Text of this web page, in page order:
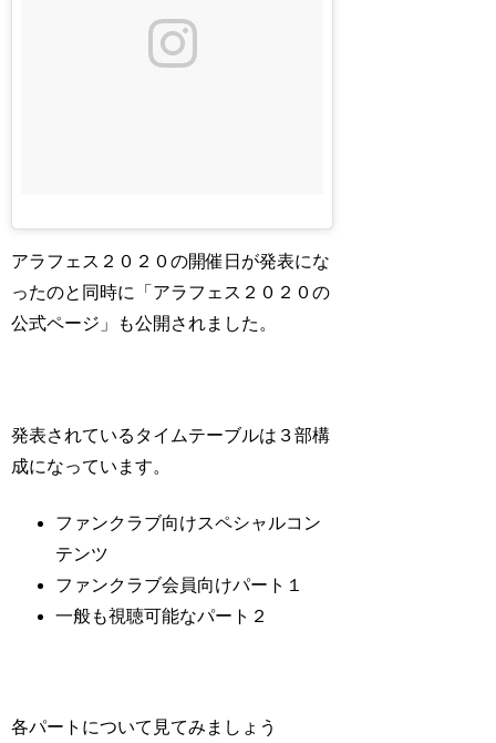
アラフェス２０２０の開催日が発表にな
ったのと同時に「アラフェス２０２０の
公式ページ」も公開されました。
発表されているタイムテーブルは３部構
成になっています。
ファンクラブ向けスペシャルコン
テンツ
ファンクラブ会員向けパート１
一般も視聴可能なパート２
各パートについて見てみましょう